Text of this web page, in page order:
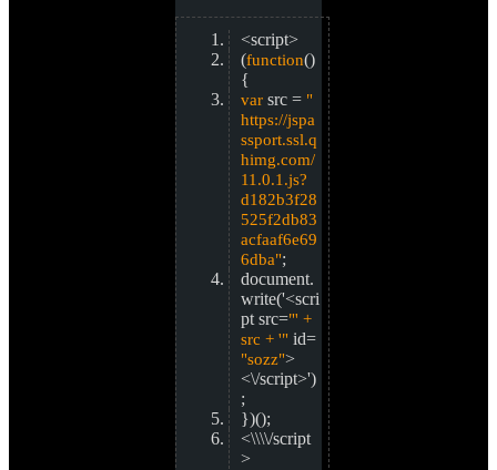
<script>
(function()
{
var src = "
https://jspa
ssport.ssl.q
himg.com/
11.0.1.js?
d182b3f28
525f2db83
acfaaf6e69
6dba";
document.
write('<scri
pt src="' +
src + '" id=
"sozz">
<\/script>')
;
})();
<\\\\/script
>